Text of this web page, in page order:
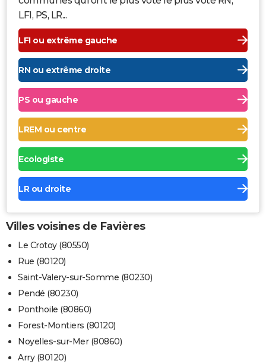
LFI, PS, LR...
LFI ou extrême gauche
RN ou extrême droite
PS ou gauche
LREM ou centre
Ecologiste
LR ou droite
Villes voisines de Favières
Le Crotoy (80550)
Rue (80120)
Saint-Valery-sur-Somme (80230)
Pendé (80230)
Ponthoile (80860)
Forest-Montiers (80120)
Noyelles-sur-Mer (80860)
Arry (80120)